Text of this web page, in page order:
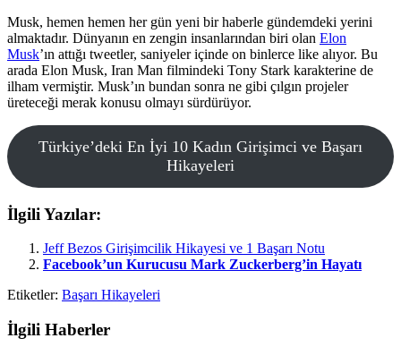
Musk, hemen hemen her gün yeni bir haberle gündemdeki yerini
almaktadır. Dünyanın en zengin insanlarından biri olan Elon
Musk’ın attığı tweetler, saniyeler içinde on binlerce like alıyor. Bu
arada Elon Musk, Iran Man filmindeki Tony Stark karakterine de
ilham vermiştir. Musk’ın bundan sonra ne gibi çılgın projeler
üreteceği merak konusu olmayı sürdürüyor.
Türkiye’deki En İyi 10 Kadın Girişimci ve Başarı
Hikayeleri
İlgili Yazılar:
Jeff Bezos Girişimcilik Hikayesi ve 1 Başarı Notu
Facebook’un Kurucusu Mark Zuckerberg’in Hayatı
Etiketler: Başarı Hikayeleri
İlgili Haberler